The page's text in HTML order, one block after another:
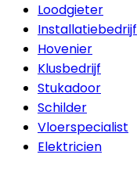
Loodgieter
Installatiebedrijf
Hovenier
Klusbedrijf
Stukadoor
Schilder
Vloerspecialist
Elektricien